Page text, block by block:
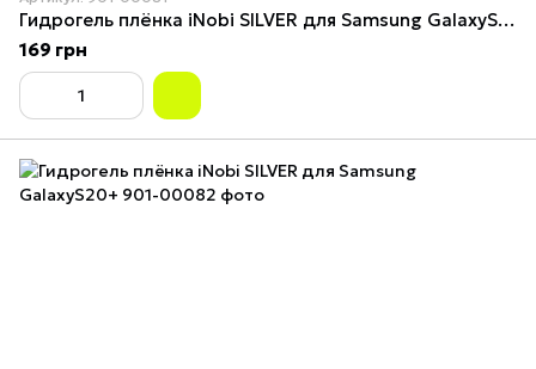
Гидрогель плёнка iNobi SILVER для Samsung GalaxyS20
169 грн